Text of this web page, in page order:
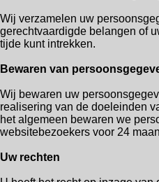
Wij verzamelen uw
gerechtvaardigde belangen of
tijde kunt intrekken.
Bewaren van
Wij bewaren uw
realisering van de doeleinden
het algemeen bewaren we
websitebezoekers voor 24
Uw rechten